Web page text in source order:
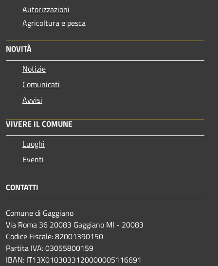
Autorizzazioni
Agricoltura e pesca
NOVITÀ
Notizie
Comunicati
Avvisi
VIVERE IL COMUNE
Luoghi
Eventi
CONTATTI
Comune di Gaggiano
Via Roma 36 20083 Gaggiano MI - 20083
Codice Fiscale: 82001390150
Partita IVA: 03055800159
IBAN: IT13X0103033120000005116691